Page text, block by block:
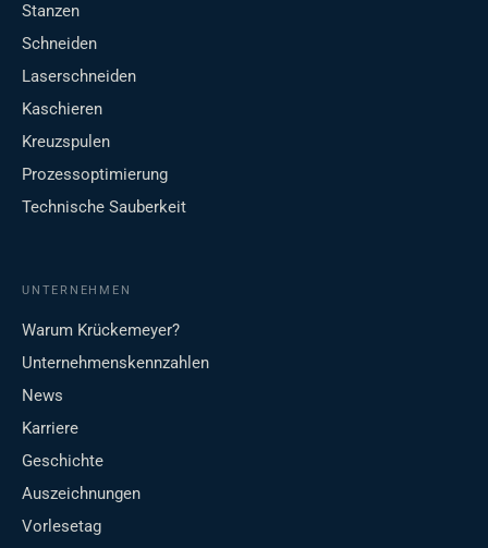
Stanzen
Schneiden
Laserschneiden
Kaschieren
Kreuzspulen
Prozessoptimierung
Technische Sauberkeit
UNTERNEHMEN
Warum Krückemeyer?
Unternehmenskennzahlen
News
Karriere
Geschichte
Auszeichnungen
Vorlesetag